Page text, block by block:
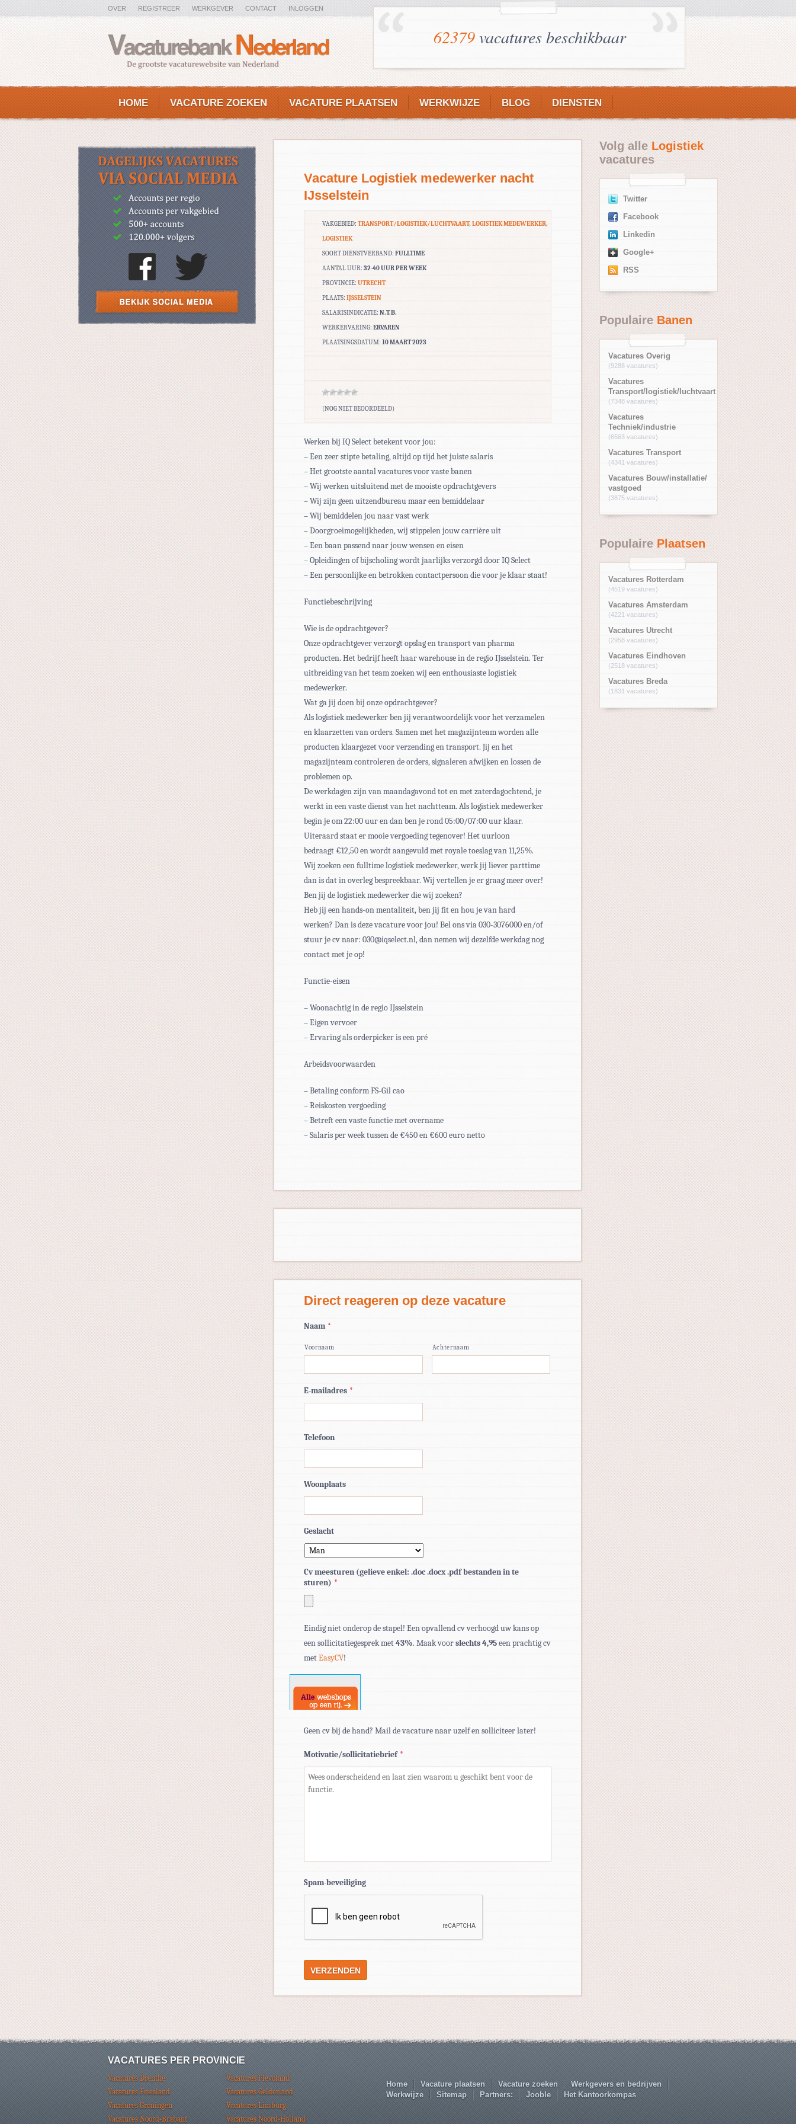
OVER REGISTREER WERKGEVER CONTACT INLOGGEN
62379vacatures beschikbaar
HOME VACATURE ZOEKEN VACATURE PLAATSEN WERKWIJZE BLOG DIENSTEN
Vacature Logistiek medewerker nacht
IJsselstein
VAKGEBIED: TRANSPORT/LOGISTIEK/LUCHTVAART, LOGISTIEK MEDEWERKER,
LOGISTIEK
SOORT DIENSTVERBAND: FULLTIME
AANTAL UUR: 32-40 UUR PER WEEK
PROVINCIE: UTRECHT
PLAATS: IJSSELSTEIN
SALARISINDICATIE: N.T.B.
WERKERVARING: ERVAREN
PLAATSINGSDATUM: 10 MAART 2023
(NOG NIET BEOORDEELD)
Werken bij IQ Select betekent voor jou:
– Een zeer stipte betaling, altijd op tijd het juiste salaris
– Het grootste aantal vacatures voor vaste banen
– Wij werken uitsluitend met de mooiste opdrachtgevers
– Wij zijn geen uitzendbureau maar een bemiddelaar
– Wij bemiddelen jou naar vast werk
– Doorgroeimogelijkheden, wij stippelen jouw carrière uit
– Een baan passend naar jouw wensen en eisen
– Opleidingen of bijscholing wordt jaarlijks verzorgd door IQ Select
– Een persoonlijke en betrokken contactpersoon die voor je klaar staat!
Functiebeschrijving
Wie is de opdrachtgever?
Onze opdrachtgever verzorgt opslag en transport van pharma
producten. Het bedrijf heeft haar warehouse in de regio IJsselstein. Ter
uitbreiding van het team zoeken wij een enthousiaste logistiek
medewerker.
Wat ga jij doen bij onze opdrachtgever?
Als logistiek medewerker ben jij verantwoordelijk voor het verzamelen
en klaarzetten van orders. Samen met het magazijnteam worden alle
producten klaargezet voor verzending en transport. Jij en het
magazijnteam controleren de orders, signaleren afwijken en lossen de
problemen op.
De werkdagen zijn van maandagavond tot en met zaterdagochtend, je
werkt in een vaste dienst van het nachtteam. Als logistiek medewerker
begin je om 22:00 uur en dan ben je rond 05:00/07:00 uur klaar.
Uiteraard staat er mooie vergoeding tegenover! Het uurloon
bedraagt €12,50 en wordt aangevuld met royale toeslag van 11,25%.
Wij zoeken een fulltime logistiek medewerker, werk jij liever parttime
dan is dat in overleg bespreekbaar. Wij vertellen je er graag meer over!
Ben jij de logistiek medewerker die wij zoeken?
Heb jij een hands-on mentaliteit, ben jij fit en hou je van hard
werken? Dan is deze vacature voor jou! Bel ons via 030-3076000 en/of
stuur je cv naar: 030@iqselect.nl, dan nemen wij dezelfde werkdag nog
contact met je op!
Functie-eisen
– Woonachtig in de regio IJsselstein
– Eigen vervoer
– Ervaring als orderpicker is een pré
Arbeidsvoorwaarden
– Betaling conform FS-Gil cao
– Reiskosten vergoeding
– Betreft een vaste functie met overname
– Salaris per week tussen de €450 en €600 euro netto
Direct reageren op deze vacature
Naam *
Voornaam Achternaam
E-mailadres *
Telefoon
Woonplaats
Geslacht
Cv meesturen (gelieve enkel: .doc .docx .pdf bestanden in te
sturen) *
pdf,
doc,
Eindig niet onderop de stapel! Een opvallend cv verhoogd uw kans op
een sollicitatiegesprek met43%. Maak voorslechts 4,95een prachtig cv
metEasyCV!
Geen cv bij de hand? Mail de vacature naar uzelf en solliciteer later!
Motivatie/sollicitatiebrief *
Spam-beveiliging
Volg alleLogistiek
vacatures
Twitter
Facebook
Linkedin
Google+
RSS
PopulaireBanen
Vacatures Overig
(9288 vacatures)
Vacatures
Transport/logistiek/luchtvaart
(7348 vacatures)
Vacatures
Techniek/industrie
(6563 vacatures)
Vacatures Transport
(4341 vacatures)
Vacatures Bouw/installatie/
vastgoed
(3875 vacatures)
Populaire Plaatsen
Vacatures Rotterdam
(4519 vacatures)
Vacatures Amsterdam
(4221 vacatures)
Vacatures Utrecht
(2958 vacatures)
Vacatures Eindhoven
(2518 vacatures)
Vacatures Breda
(1831 vacatures)
VACATURES PER PROVINCIE
Vacatures Drenthe
Vacatures Flevoland
Vacatures Friesland
Vacatures Gelderland
Vacatures Groningen
Vacatures Limburg
Vacatures Noord-Brabant
Vacatures Noord-Holland
Home Vacature plaatsen Vacature zoeken
Werkgevers en bedrijven
Werkwijze
Sitemap Partners: Jooble Het Kantoorkompas